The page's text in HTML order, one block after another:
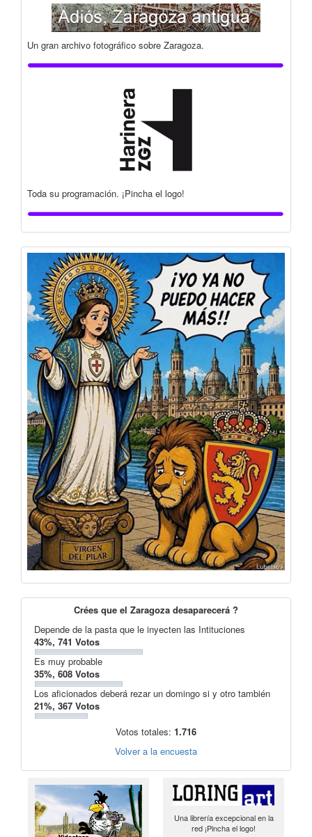
Un gran archivo fotográfico sobre Zaragoza.
Toda su programación. ¡Pincha el logo!
Crées que el Zaragoza desaparecerá ?
Depende de la pasta que le inyecten las Intituciones
43%, 741 Votos
Es muy probable
35%, 608 Votos
Los aficionados deberá rezar un domingo si y otro también
21%, 367 Votos
Votos totales: 1.716
Volver a la encuesta
Una librería excepcional en la
red ¡Pincha el logo!